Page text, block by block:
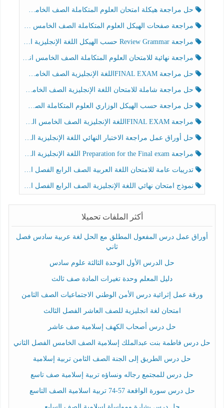
حل مراجعة هيكلة امتحان العلوم المتكاملة الصف الخامس عام الفصل الثالث
مراجعة صفحات الهيكل العلوم المتكاملة الصف الخامس انسبير الفصل الثالث
مراجعة Review Grammar حسب الهيكل اللغة الإنجليزية الصف الخامس الفصل الثالث
مراجعة نهائية للامتحان العلوم المتكاملة الصف الخامس انسبير الفصل الثالث
حل مراجعة FINAL EXAMاللغة الإنجليزية الصف الخامس الفصل الثالث
حل مراجعة شاملة للامتحان اللغة الإنجليزية الصف الخامس الفصل الثالث
حل مراجعة حسب الهيكل الوزاري العلوم المتكاملة الصف الخامس عام الفصل الثالث
مراجعة FINAL EXAMاللغة الإنجليزية الصف الخامس الفصل الثالث
حل أوراق عمل مراجعة الاختبار النهائي اللغة الإنجليزية الصف الرابع الفصل الثالث
مراجعة Preparation for the Final exam اللغة الإنجليزية الصف الرابع الفصل الثالث
تدريبات عامة للامتحان اللغة العربية الصف الرابع الفصل الثالث
نموذج امتحان نهائي اللغة الإنجليزية الصف الرابع الفصل الثالث
أكثر الملفات تحميلا
أوراق عمل درس المفعول المطلق مع الحل لغة عربية سادس فصل
ثاني
حل الدرس الأول الوحدة الثالثة علوم سادس
دليل المعلم وحدة تغيرات المادة صف ثالث
ورقة عمل إثرائية درس الأمن الوطني الاجتماعيات الصف الثامن
امتحان لغة انجليزية للصف العاشر الفصل الثالث
حل درس أصحاب الكهف إسلامية صف عاشر
حل درس فاطمة بنت عبدالملك إسلامية الصف الخامس الفصل الثاني
حل درس الطريق إلى الجنة الصف الثامن تربية إسلامية
حل درس للمجتمع رجاله ونساؤه تربية إسلامية صف تاسع
حل درس سورة الواقعة 57-74 تربية اسلامية الصف التاسع